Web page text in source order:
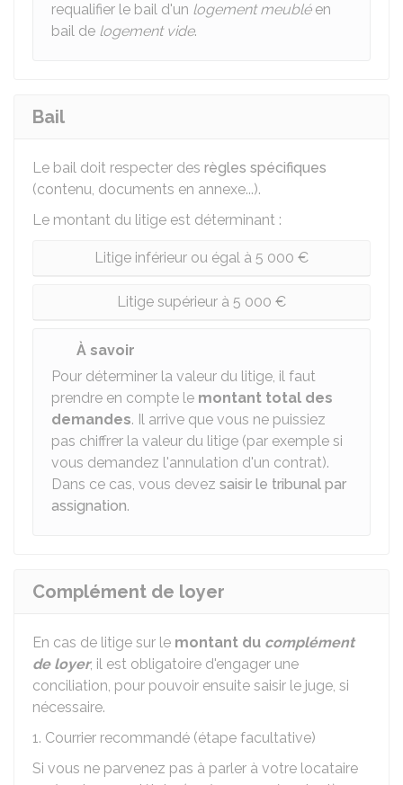
requalifier le bail d'un logement meubléen
bail de logement vide.
Bail
Le bail doit respecter des règles spécifiques
(contenu, documents en annexe...).
Le montant du litige est déterminant :
Litige inférieur ou égal à 5 000 €
Litige supérieur à 5 000 €
À savoir
Pour déterminer la valeur du litige, il faut
prendre en compte le montant total des
demandes. Il arrive que vous ne puissiez
pas chiffrer la valeur du litige (par exemple si
vous demandez l'annulation d'un contrat).
Dans ce cas, vous devez saisir le tribunal par
assignation.
Complément de loyer
En cas de litige sur le montant du complément
de loyer, il est obligatoire d'engager une
conciliation, pour pouvoir ensuite saisir le juge, si
nécessaire.
1. Courrier recommandé (étape facultative)
Si vous ne parvenez pas à parler à votre locataire